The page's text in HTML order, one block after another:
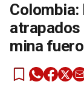
atrapados
mina